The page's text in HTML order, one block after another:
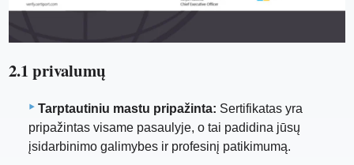
2.1 privalumų
Tarptautiniu mastu pripažinta: Sertifikatas yra
pripažintas visame pasaulyje, o tai padidina jūsų
įsidarbinimo galimybes ir profesinį patikimumą.